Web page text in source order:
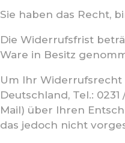
Sie haben das Recht,
Die Widerrufsfrist
Ware in Besitz
Um Ihr Widerrufsrecht
Deutschland, Tel.:
Mail) über Ihren
das jedoch nicht